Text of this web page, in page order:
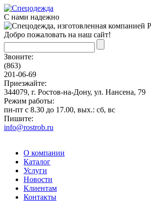
С нами надежно
Добро пожаловать на наш сайт!
Звоните:
(863)
201-06-69
Приезжайте:
344079, г. Ростов-на-Дону, ул. Нансена, 79
Режим работы:
пн-пт с 8.30 до 17.00, вых.: сб, вс
Пишите:
info@rostrob.ru
О компании
Каталог
Услуги
Новости
Клиентам
Контакты